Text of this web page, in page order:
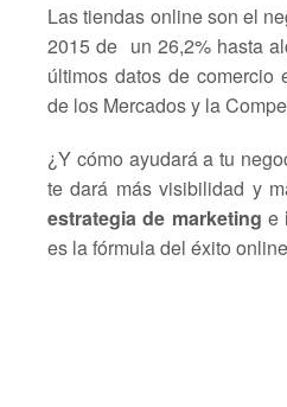
Las tiendas online son el
2015 de un 26,2% hasta
últimos datos de comercio
de los Mercados y la
¿Y cómo ayudará a tu
te dará más visibilidad y
estrategia de marketing e
es la fórmula del éxito